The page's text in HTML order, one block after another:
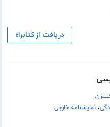
دریافت از کتابراه
،نمایشنامه خارجی